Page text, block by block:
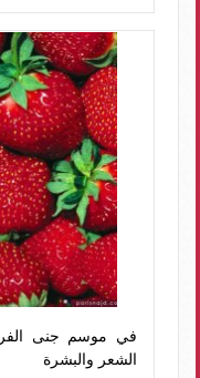
في موسم جنى
الشعر والبشرة